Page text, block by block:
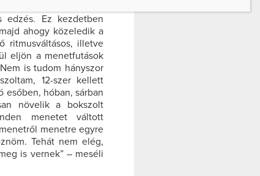
világversenyek előtt
edzés. Ez kezdetben
ahogy közeledik a
ritmusváltásos, illetve
eljön a menetfutások
is tudom hányszor
12-szer kellett
hóban, sárban
növelik a bokszolt
menetet váltott
menetre egyre
Tehát nem elég,
is vernek” – meséli